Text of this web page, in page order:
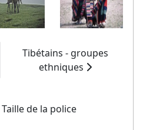
Tibétains - groupes
ethniques
Taille de la police